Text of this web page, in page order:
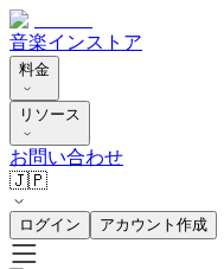
音楽インストア
料金
リソース
お問い合わせ
🇯🇵
ログイン アカウント作成